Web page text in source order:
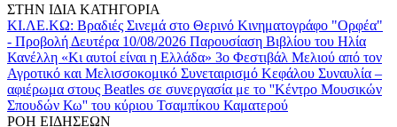
ΣΤΗΝ ΙΔΙΑ ΚΑΤΗΓΟΡΙΑ
ΚΙ.ΛΕ.ΚΩ: Βραδιές Σινεμά στο Θερινό Κινηματογράφο "Ορφέα"
- Προβολή Δευτέρα 10/08/2026 Παρουσίαση Βιβλίου του Ηλία
Κανέλλη «Κι αυτοί είναι η Ελλάδα» 3ο Φεστιβάλ Μελιού από τον
Αγροτικό και Μελισσοκομικό Συνεταιρισμό Κεφάλου Συναυλία –
αφιέρωμα στους Beatles σε συνεργασία με το ''Κέντρο Μουσικών
Σπουδών Κω'' του κύριου Τσαμπίκου Καματερού
ΡΟΗ ΕΙΔΗΣΕΩΝ